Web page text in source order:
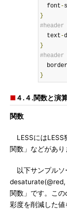
  font
-
}
  text
-
}
  border
}
■４.４.関数と演
関数
LESSにはLESS
関数」などがあり
以下サンプルソ
desaturate(@red,
関数」です。こ
彩度を削減した値